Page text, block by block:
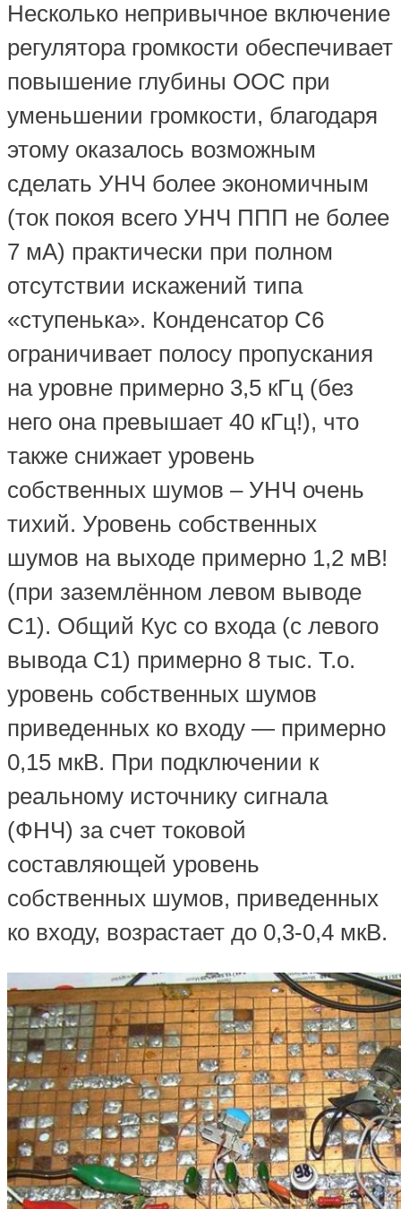
Несколько непривычное включение
регулятора громкости обеспечивает
повышение глубины ООС при
уменьшении громкости, благодаря
этому оказалось возможным
сделать УНЧ более экономичным
(ток покоя всего УНЧ ППП не более
7 мА) практически при полном
отсутствии искажений типа
«ступенька». Конденсатор С6
ограничивает полосу пропускания
на уровне примерно 3,5 кГц (без
него она превышает 40 кГц!), что
также снижает уровень
собственных шумов – УНЧ очень
тихий. Уровень собственных
шумов на выходе примерно 1,2 мВ!
(при заземлённом левом выводе
С1). Общий Кус со входа (с левого
вывода С1) примерно 8 тыс. Т.о.
уровень собственных шумов
приведенных ко входу — примерно
0,15 мкВ. При подключении к
реальному источнику сигнала
(ФНЧ) за счет токовой
составляющей уровень
собственных шумов, приведенных
ко входу, возрастает до 0,3-0,4 мкВ.